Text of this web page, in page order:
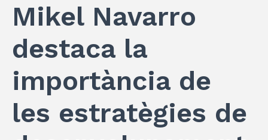
Mikel Navarro
destaca la
importància de
les estratègies de